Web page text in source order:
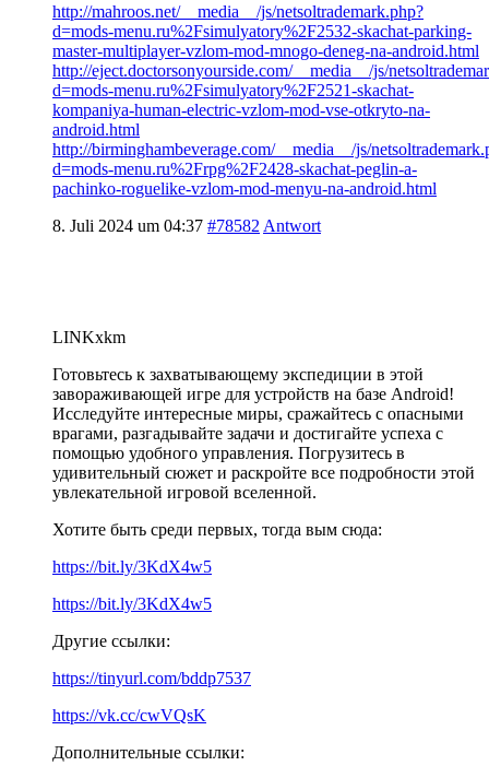
http://mahroos.net/__media__/js/netsoltrademark.php?
d=mods-menu.ru%2Fsimulyatory%2F2532-skachat-parking-
master-multiplayer-vzlom-mod-mnogo-deneg-na-android.html
http://eject.doctorsonyourside.com/__media__/js/
d=mods-menu.ru%2Fsimulyatory%2F2521-skachat-
kompaniya-human-electric-vzlom-mod-vse-otkryto-na-
android.html
http://birminghambeverage.com/__media__/js/
d=mods-menu.ru%2Frpg%2F2428-skachat-peglin-a-
pachinko-roguelike-vzlom-mod-menyu-na-android.html
8. Juli 2024 um 04:37 #78582 Antwort
LINKxkm
Готовьтесь к захватывающему экспедиции в этой
завораживающей игре для устройств на базе Android!
Исследуйте интересные миры, сражайтесь с опасными
врагами, разгадывайте задачи и достигайте успеха с
помощью удобного управления. Погрузитесь в
удивительный сюжет и раскройте все подробности этой
увлекательной игровой вселенной.
Хотите быть среди первых, тогда вым сюда:
https://bit.ly/3KdX4w5
https://bit.ly/3KdX4w5
Другие ссылки:
https://tinyurl.com/bddp7537
https://vk.cc/cwVQsK
Дополнительные ссылки: